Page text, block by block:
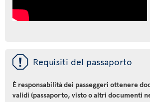
ü Requisiti del passaporto
È responsabilità dei passeggeri ottenere
validi (passaporto, visto o altri documenti